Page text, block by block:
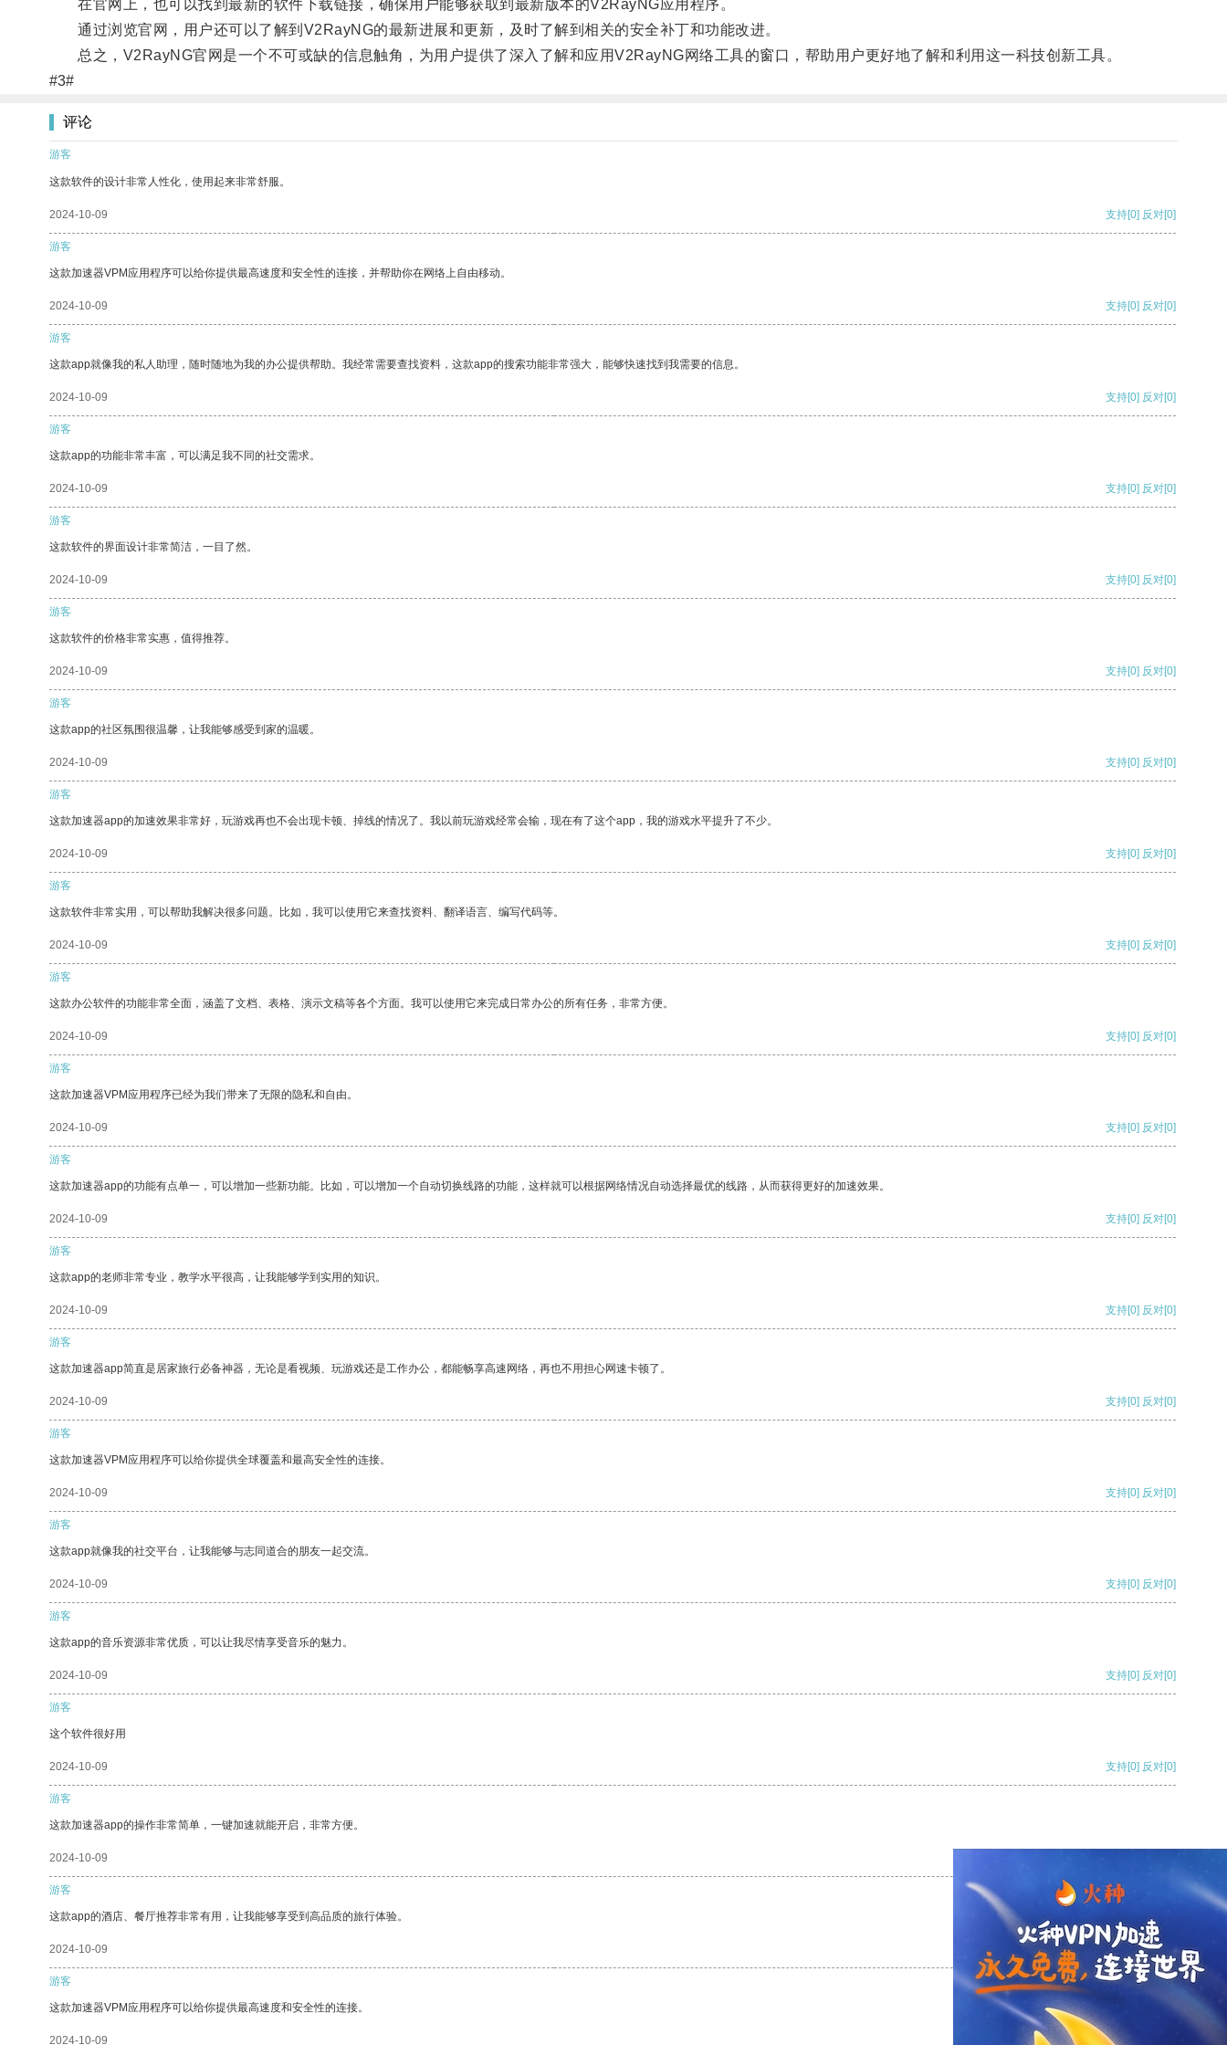
在官网上，也可以找到最新的软件下载链接，确保用户能够获取到最新版本的V2RayNG应用程序。
通过浏览官网，用户还可以了解到V2RayNG的最新进展和更新，及时了解到相关的安全补丁和功能改进。
总之，V2RayNG官网是一个不可或缺的信息触角，为用户提供了深入了解和应用V2RayNG网络工具的窗口，帮助用户更好地了解和利用这一科技创新工具。
#3#
评论
游客
这款软件的设计非常人性化，使用起来非常舒服。
2024-10-09 支持[0] 反对[0]
游客
这款加速器VPM应用程序可以给你提供最高速度和安全性的连接，并帮助你在网络上自由移动。
2024-10-09 支持[0] 反对[0]
游客
这款app就像我的私人助理，随时随地为我的办公提供帮助。我经常需要查找资料，这款app的搜索功能非常强大，能够快速找到我需要的信息。
2024-10-09 支持[0] 反对[0]
游客
这款app的功能非常丰富，可以满足我不同的社交需求。
2024-10-09 支持[0] 反对[0]
游客
这款软件的界面设计非常简洁，一目了然。
2024-10-09 支持[0] 反对[0]
游客
这款软件的价格非常实惠，值得推荐。
2024-10-09 支持[0] 反对[0]
游客
这款app的社区氛围很温馨，让我能够感受到家的温暖。
2024-10-09 支持[0] 反对[0]
游客
这款加速器app的加速效果非常好，玩游戏再也不会出现卡顿、掉线的情况了。我以前玩游戏经常会输，现在有了这个app，我的游戏水平提升了不少。
2024-10-09 支持[0] 反对[0]
游客
这款软件非常实用，可以帮助我解决很多问题。比如，我可以使用它来查找资料、翻译语言、编写代码等。
2024-10-09 支持[0] 反对[0]
游客
这款办公软件的功能非常全面，涵盖了文档、表格、演示文稿等各个方面。我可以使用它来完成日常办公的所有任务，非常方便。
2024-10-09 支持[0] 反对[0]
游客
这款加速器VPM应用程序已经为我们带来了无限的隐私和自由。
2024-10-09 支持[0] 反对[0]
游客
这款加速器app的功能有点单一，可以增加一些新功能。比如，可以增加一个自动切换线路的功能，这样就可以根据网络情况自动选择最优的线路，从而获得更好的加速效果。
2024-10-09 支持[0] 反对[0]
游客
这款app的老师非常专业，教学水平很高，让我能够学到实用的知识。
2024-10-09 支持[0] 反对[0]
游客
这款加速器app简直是居家旅行必备神器，无论是看视频、玩游戏还是工作办公，都能畅享高速网络，再也不用担心网速卡顿了。
2024-10-09 支持[0] 反对[0]
游客
这款加速器VPM应用程序可以给你提供全球覆盖和最高安全性的连接。
2024-10-09 支持[0] 反对[0]
游客
这款app就像我的社交平台，让我能够与志同道合的朋友一起交流。
2024-10-09 支持[0] 反对[0]
游客
这款app的音乐资源非常优质，可以让我尽情享受音乐的魅力。
2024-10-09 支持[0] 反对[0]
游客
这个软件很好用
2024-10-09 支持[0] 反对[0]
游客
这款加速器app的操作非常简单，一键加速就能开启，非常方便。
2024-10-09
游客
这款app的酒店、餐厅推荐非常有用，让我能够享受到高品质的旅行体验。
2024-10-09 支持 [0] 反对 [0]
游客
这款加速器VPM应用程序可以给你提供最高速度和安全性的连接。
2024-10-09 支持